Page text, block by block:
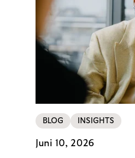
BLOG INSIGHTS
Juni 10, 2026